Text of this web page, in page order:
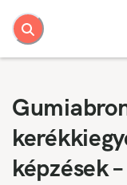
képzések